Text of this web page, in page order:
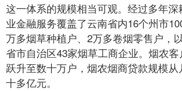
这一体系的规模相当可观。经过多年
业金融服务覆盖了云南省内16个州市
万多烟草种植户、2万多卷烟零售户，
省市自治区43家烟草工商企业。烟农
跃升至数十万户，烟农烟商贷款规模
十多亿元。